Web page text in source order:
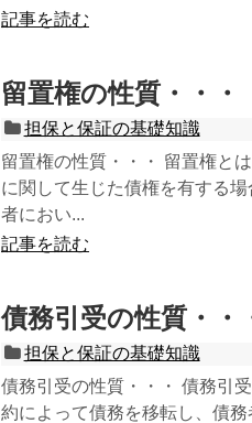
記事を読む
留置権の性質・・・
担保と保証の基礎知識
留置権の性質・・・ 留置権と
に関して生じた債権を有する
者におい...
記事を読む
債務引受の性質・・
担保と保証の基礎知識
債務引受の性質・・・ 債務引
約によって債務を移転し、債